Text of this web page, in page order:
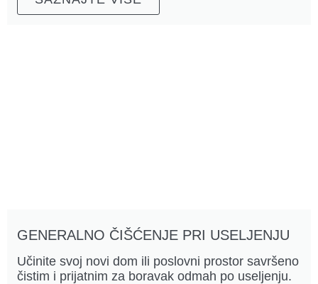
GENERALNO ČIŠĆENJE PRI USELJENJU
Učinite svoj novi dom ili poslovni prostor savršeno
čistim i prijatnim za boravak odmah po useljenju.